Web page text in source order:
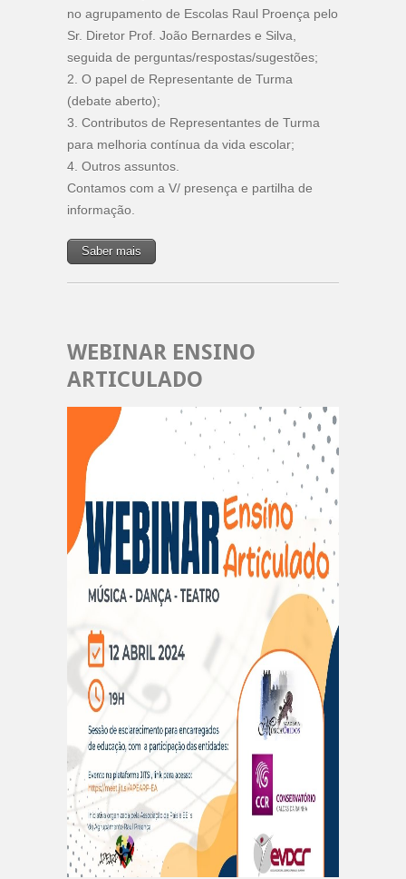
no agrupamento de Escolas Raul Proença pelo
Sr. Diretor Prof. João Bernardes e Silva,
seguida de perguntas/respostas/sugestões;
2. O papel de Representante de Turma
(debate aberto);
3. Contributos de Representantes de Turma
para melhoria contínua da vida escolar;
4. Outros assuntos.
Contamos com a V/ presença e partilha de
informação.
Saber mais
WEBINAR ENSINO
ARTICULADO